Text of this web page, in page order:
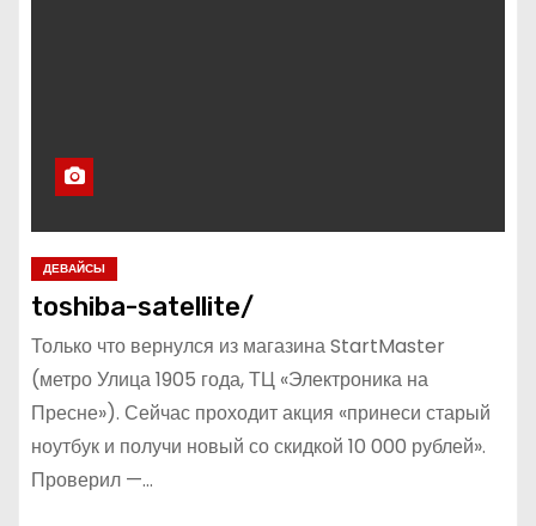
ДЕВАЙСЫ
toshiba-satellite/
Только что вернулся из магазина StartMaster
(метро Улица 1905 года, ТЦ «Электроника на
Пресне»). Сейчас проходит акция «принеси старый
ноутбук и получи новый со скидкой 10 000 рублей».
Проверил —…